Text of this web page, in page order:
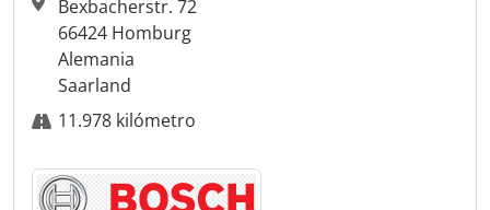
Bexbacherstr. 72
66424 Homburg
Alemania
Saarland
11.978 kilómetro